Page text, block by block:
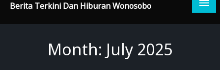
Berita Terkini Dan Hiburan Wonosobo
Month: July 2025